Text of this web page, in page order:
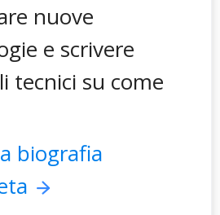
nuove
e scrivere
tecnici su come
biografia